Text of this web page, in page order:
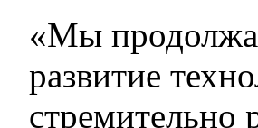
«Мы
развитие
стремительно